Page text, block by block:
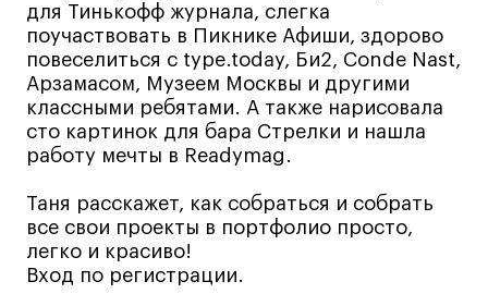
Технолог-конструктор одежды
Коммерческий фотограф
Все программы
Для школьников
Интенсивы
Среднесрочные
Долгосрочные
для Тинькофф журнала, слегка
поучаствовать в Пикнике Афиши, здорово
повеселиться с type.today, Би2, Conde Nast,
Арзамасом, Музеем Москвы и другими
классными ребятами. А также нарисовала
сто картинок для бара Стрелки и нашла
работу мечты в Readymag.
Таня расскажет, как собраться и собрать
все свои проекты в портфолио просто,
легко и красиво!
Вход по регистрации.